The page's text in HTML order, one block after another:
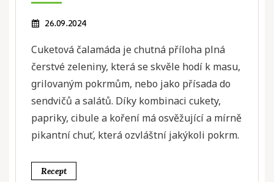
26.09.2024
Cuketová čalamáda je chutná příloha plná
čerstvé zeleniny, která se skvěle hodí k masu,
grilovaným pokrmům, nebo jako přísada do
sendvičů a salátů. Díky kombinaci cukety,
papriky, cibule a koření má osvěžující a mírně
pikantní chuť, která ozvláštní jakýkoli pokrm.
Recept